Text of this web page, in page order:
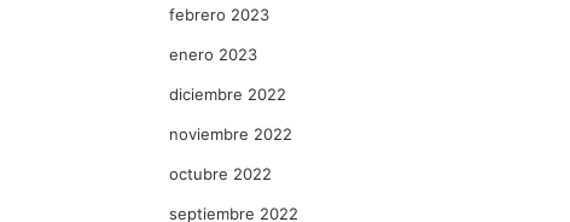
febrero 2023
enero 2023
diciembre 2022
noviembre 2022
octubre 2022
septiembre 2022